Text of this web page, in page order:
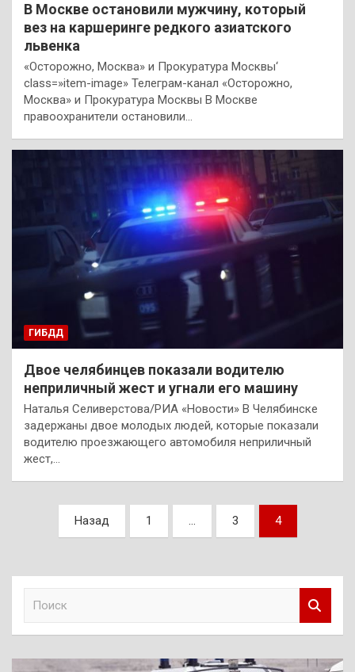
В Москве остановили мужчину, который
вез на каршеринге редкого азиатского
львенка
«Осторожно, Москва» и Прокуратура Москвы‘
class=»item-image» Телеграм-канал «Осторожно,
Москва» и Прокуратура Москвы В Москве
правоохранители остановили…
ГИБДД
Двое челябинцев показали водителю
неприличный жест и угнали его машину
Наталья Селиверстова/РИА «Новости» В Челябинске
задержаны двое молодых людей, которые показали
водителю проезжающего автомобиля неприличный
жест,…
Пагинация
записей
Назад 1 … 3 4
к